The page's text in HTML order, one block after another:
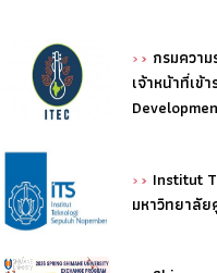
กรมควา
เจ้าหน้าที่เข้
Institut
มหาวิทยาลั